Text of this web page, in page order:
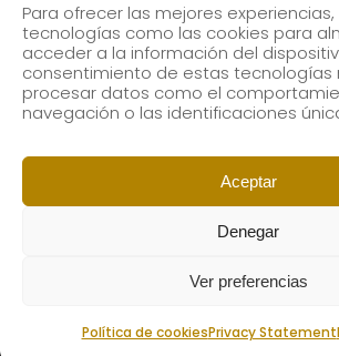
Para ofrecer las mejores
tecnologías como las cookies para
acceder a la información del
consentimiento de estas tecnologías
procesar datos como el
navegación o las identificaciones
Aceptar
Denegar
Ver preferencias
Política de cookiesPrivacy Statement
Subscribe to our newsletter to
email.